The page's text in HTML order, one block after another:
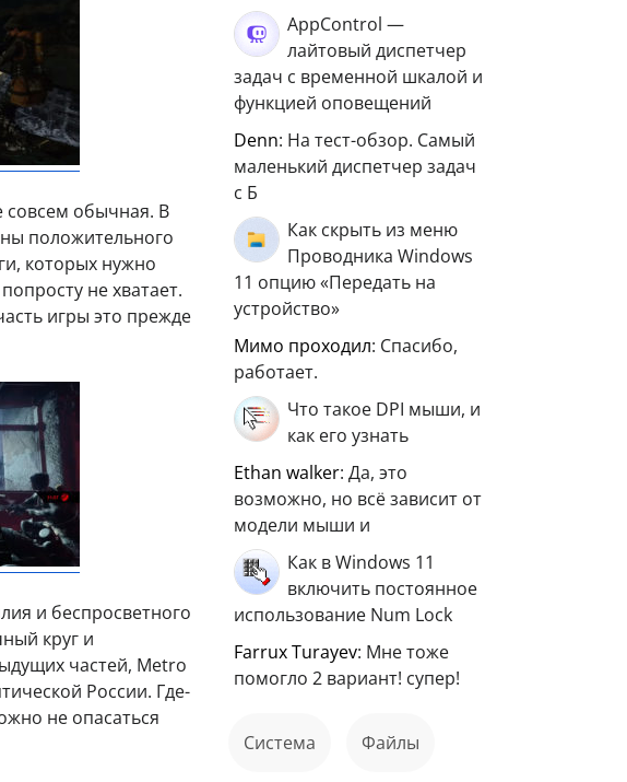
совсем обычная. В
положительного
которых нужно
не хватает.
игры это прежде
и беспросветного
круг и
частей, Metro
России. Где-
не опасаться
AppControl —
лайтовый диспетчер
задач с временной шкалой и
функцией оповещений
Denn: На тест-обзор. Самый
маленький диспетчер задач
с Б
Как скрыть из меню
Проводника Windows
11 опцию «Передать на
устройство»
мимо проходил: Спасибо,
работает.
Что такое DPI мыши, и
как его узнать
ethan walker: Да, это
возможно, но всё зависит от
модели мыши и
Как в Windows 11
включить постоянное
использование Num Lock
Farrux Turayev: Мне тоже
помогло 2 вариант! супер!
Система файлы